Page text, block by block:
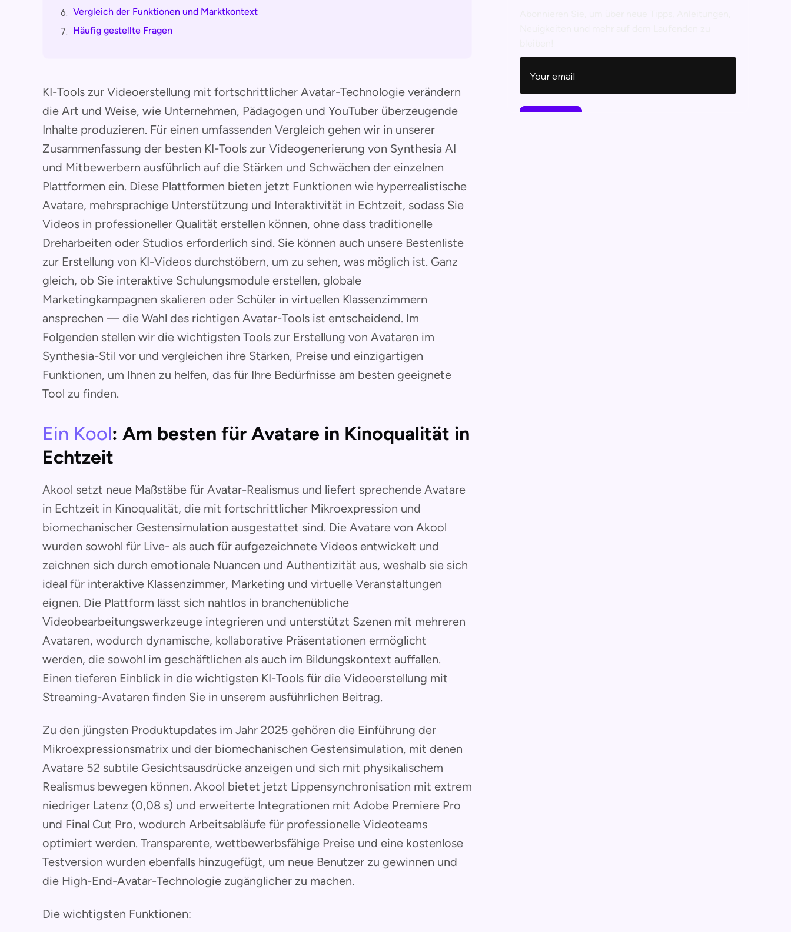
6. Vergleich der Funktionen und Marktkontext
7. Häufig gestellte Fragen
KI-Tools zur Videoerstellung mit fortschrittlicher Avatar-Technologie verändern
die Art und Weise, wie Unternehmen, Pädagogen und YouTuber überzeugende
Inhalte produzieren. Für einen umfassenden Vergleich gehen wir in unserer
Zusammenfassung der besten KI-Tools zur Videogenerierung von Synthesia AI
und Mitbewerbern ausführlich auf die Stärken und Schwächen der einzelnen
Plattformen ein. Diese Plattformen bieten jetzt Funktionen wie hyperrealistische
Avatare, mehrsprachige Unterstützung und Interaktivität in Echtzeit, sodass Sie
Videos in professioneller Qualität erstellen können, ohne dass traditionelle
Dreharbeiten oder Studios erforderlich sind. Sie können auch unsere Bestenliste
zur Erstellung von KI-Videos durchstöbern, um zu sehen, was möglich ist. Ganz
gleich, ob Sie interaktive Schulungsmodule erstellen, globale
Marketingkampagnen skalieren oder Schüler in virtuellen Klassenzimmern
ansprechen — die Wahl des richtigen Avatar-Tools ist entscheidend. Im
Folgenden stellen wir die wichtigsten Tools zur Erstellung von Avataren im
Synthesia-Stil vor und vergleichen ihre Stärken, Preise und einzigartigen
Funktionen, um Ihnen zu helfen, das für Ihre Bedürfnisse am besten geeignete
Tool zu finden.
Ein Kool: Am besten für Avatare in Kinoqualität in
Echtzeit
Akool setzt neue Maßstäbe für Avatar-Realismus und liefert sprechende Avatare
in Echtzeit in Kinoqualität, die mit fortschrittlicher Mikroexpression und
biomechanischer Gestensimulation ausgestattet sind. Die Avatare von Akool
wurden sowohl für Live- als auch für aufgezeichnete Videos entwickelt und
zeichnen sich durch emotionale Nuancen und Authentizität aus, weshalb sie sich
ideal für interaktive Klassenzimmer, Marketing und virtuelle Veranstaltungen
eignen. Die Plattform lässt sich nahtlos in branchenübliche
Videobearbeitungswerkzeuge integrieren und unterstützt Szenen mit mehreren
Avataren, wodurch dynamische, kollaborative Präsentationen ermöglicht
werden, die sowohl im geschäftlichen als auch im Bildungskontext auffallen.
Einen tieferen Einblick in die wichtigsten KI-Tools für die Videoerstellung mit
Streaming-Avataren finden Sie in unserem ausführlichen Beitrag.
Zu den jüngsten Produktupdates im Jahr 2025 gehören die Einführung der
Mikroexpressionsmatrix und der biomechanischen Gestensimulation, mit denen
Avatare 52 subtile Gesichtsausdrücke anzeigen und sich mit physikalischem
Realismus bewegen können. Akool bietet jetzt Lippensynchronisation mit extrem
niedriger Latenz (0,08 s) und erweiterte Integrationen mit Adobe Premiere Pro
und Final Cut Pro, wodurch Arbeitsabläufe für professionelle Videoteams
optimiert werden. Transparente, wettbewerbsfähige Preise und eine kostenlose
Testversion wurden ebenfalls hinzugefügt, um neue Benutzer zu gewinnen und
die High-End-Avatar-Technologie zugänglicher zu machen.
Die wichtigsten Funktionen: